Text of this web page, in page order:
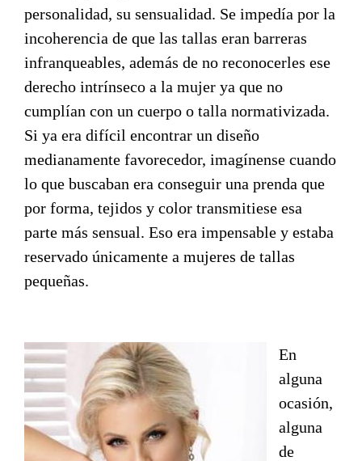
personalidad, su sensualidad. Se impedía por la
incoherencia de que las tallas eran barreras
infranqueables, además de no reconocerles ese
derecho intrínseco a la mujer ya que no
cumplían con un cuerpo o talla normativizada.
Si ya era difícil encontrar un diseño
medianamente favorecedor, imagínense cuando
lo que buscaban era conseguir una prenda que
por forma, tejidos y color transmitiese esa
parte más sensual. Eso era impensable y estaba
reservado únicamente a mujeres de tallas
pequeñas.
En
alguna
ocasión,
alguna
de